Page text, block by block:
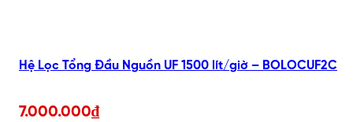
Hệ Lọc Tổng Đầu Nguồn UF 1500 lít/giờ – BOLOCUF2C
7.000.000₫